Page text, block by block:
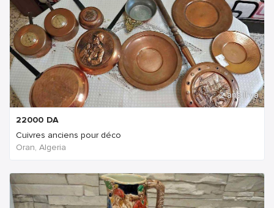
2 ans Il ya
22000 DA
Cuivres anciens pour déco
Oran, Algeria